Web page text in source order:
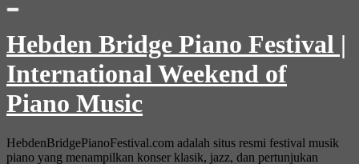
Hebden Bridge Piano Festival |
International Weekend of
Piano Music
HebdenBridgePianoFestival.com adalah situs resmi festival musik
piano yang menampilkan konser klasik, jazz, dan pertunjukan